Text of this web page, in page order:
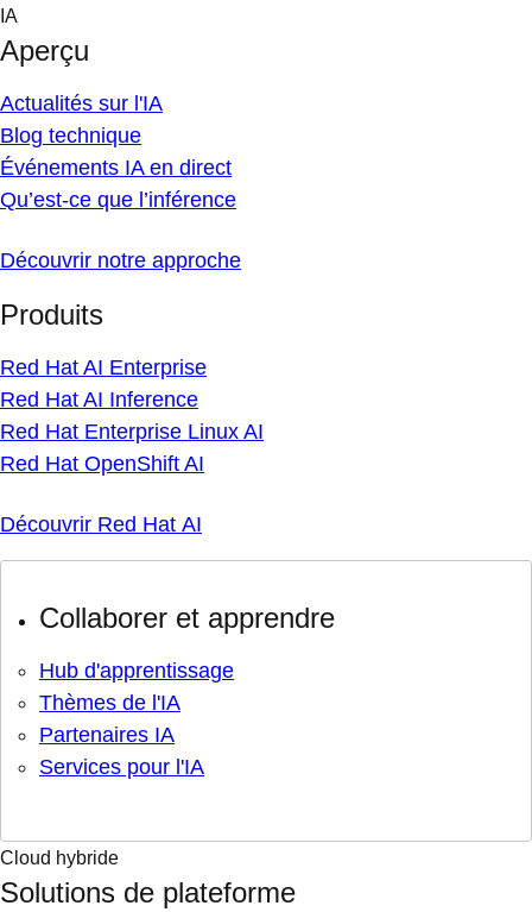
Skip
content
IA
Aperçu
Actualités sur l'IA
Blog technique
Événements IA en direct
Qu’est-ce que l’inférence
Découvrir notre approche
Produits
Red Hat AI Enterprise
Red Hat AI Inference
Red Hat Enterprise Linux AI
Red Hat OpenShift AI
Découvrir Red Hat AI
Collaborer et apprendre
Hub d'apprentissage
Thèmes de l'IA
Partenaires IA
Services pour l'IA
Cloud hybride
Solutions de plateforme